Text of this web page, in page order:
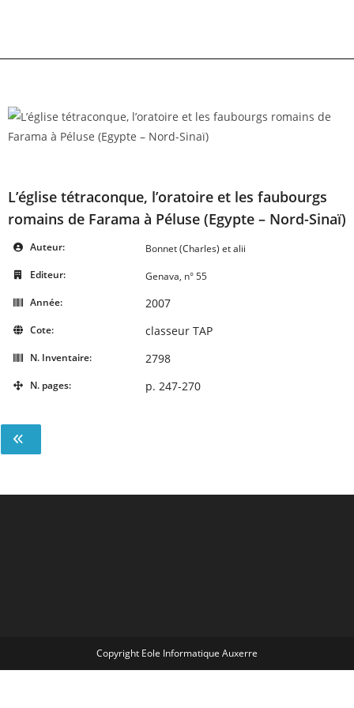
L’église tétraconque, l’oratoire et les faubourgs
romains de Farama à Péluse (Egypte – Nord-Sinaï)
Auteur:
Bonnet (Charles) et alii
Editeur:
Genava, n° 55
Année:
2007
Cote: classeur TAP
N. Inventaire: 2798
N. pages: p. 247-270
Copyright Eole Informatique Auxerre